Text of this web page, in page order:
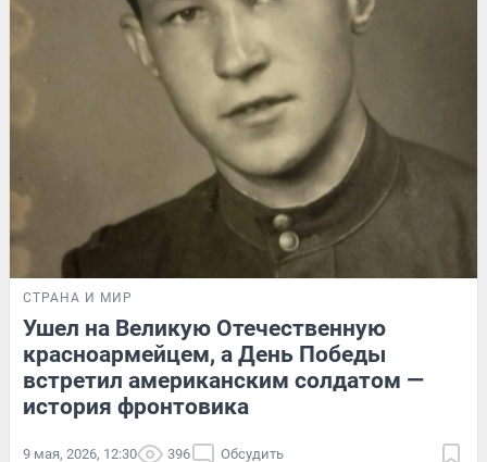
СТРАНА И МИР
Ушел на Великую Отечественную
красноармейцем, а День Победы
встретил американским солдатом —
история фронтовика
9 мая, 2026, 12:30 396 Обсудить